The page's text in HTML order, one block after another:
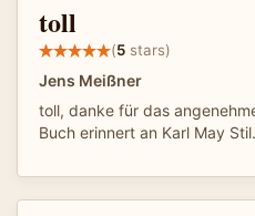
toll
(5 stars)
Jens Meißner
toll, danke für das
Buch erinnert an Karl May Stil.